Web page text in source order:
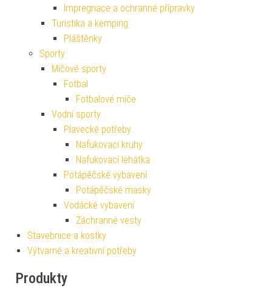
Impregnace a ochranné přípravky
Turistika a kemping
Pláštěnky
Sporty
Míčové sporty
Fotbal
Fotbalové míče
Vodní sporty
Plavecké potřeby
Nafukovací kruhy
Nafukovací lehátka
Potápěčské vybavení
Potápěčské masky
Vodácké vybavení
Záchranné vesty
Stavebnice a kostky
Výtvarné a kreativní potřeby
Produkty